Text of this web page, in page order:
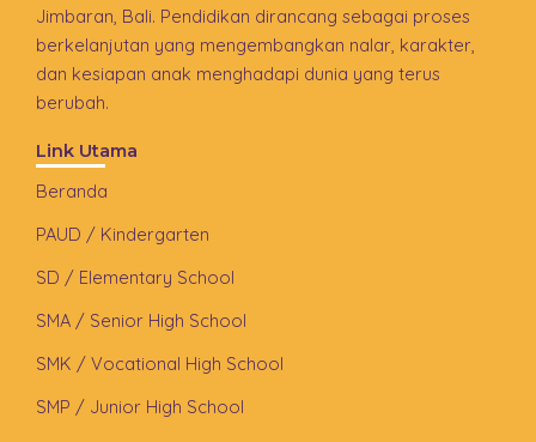
Jimbaran, Bali. Pendidikan dirancang sebagai proses
berkelanjutan yang mengembangkan nalar, karakter,
dan kesiapan anak menghadapi dunia yang terus
berubah.
Link Utama
Beranda
PAUD / Kindergarten
SD / Elementary School
SMA / Senior High School
SMK / Vocational High School
SMP / Junior High School